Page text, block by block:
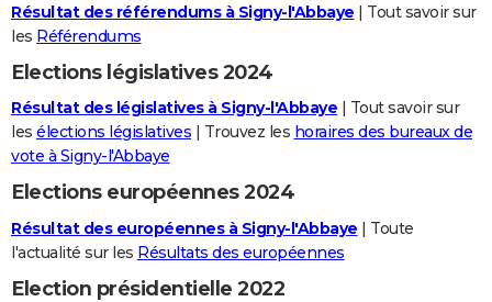
S'inscrire
Se connecter
Lycées
Collèges
Primaires
Universités
Entreprises
Service militaire
Avis de recherche
AVIS DE DÉCÈS
FORUM
Bricolage
Lifestyle
Culture
Sport
Auto
Television
Voyage
Cinema
Résultat des référendums à Signy-l'Abbaye | Tout savoir sur
les Référendums
Elections législatives 2024
Résultat des législatives à Signy-l'Abbaye | Tout savoir sur
les élections législatives | Trouvez les horaires des bureaux de
vote à Signy-l'Abbaye
Elections européennes 2024
Résultat des européennes à Signy-l'Abbaye | Toute
l'actualité sur les Résultats des européennes
Election présidentielle 2022